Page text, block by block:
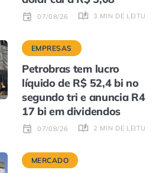
07/08/26 3 MIN DE LEITURA
EMPRESAS
Petrobras tem lucro
líquido de R$ 52,4 bi no
segundo tri e anuncia R4
17 bi em dividendos
07/08/26 2 MIN DE LEITURA
MERCADO